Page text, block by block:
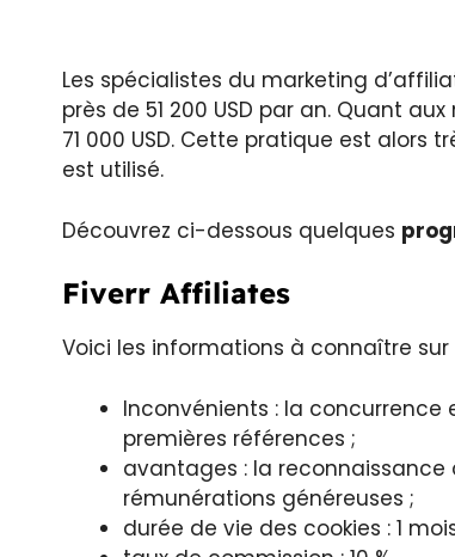
Les spécialistes du marketing
près de 51 200 USD par an. Quant
71 000 USD. Cette pratique est alors
est utilisé.
Découvrez ci-dessous quelques
Fiverr Affiliates
Voici les informations à connaître
Inconvénients : la concurrence
premières références ;
avantages : la
rémunérations généreuses ;
durée de vie des cookies : 1